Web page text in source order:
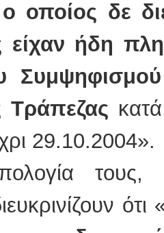
ο οποίος δε
είχαν ήδη
Τράπεζας
29.10.2004».
τους,